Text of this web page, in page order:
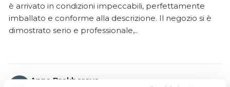
è arrivato in condizioni impeccabili, perfettamente
imballato e conforme alla descrizione. Il negozio si è
dimostrato serio e professionale,..
Anna Prokhorova